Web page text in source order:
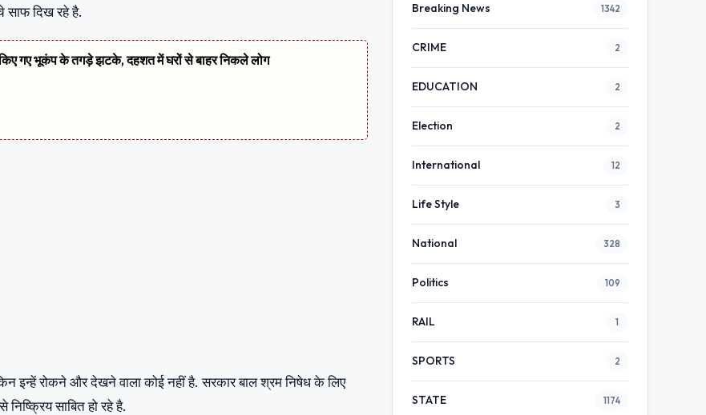
साफ दिख रहे है.
गए भूकंप के तगड़े झटके, दहशत में घरों से बाहर निकले लोग
इन्हें रोकने और देखने वाला कोई नहीं है. सरकार बाल श्रम निषेध के लिए
साबित हो रहे है.
Breaking News 1342
CRIME 2
EDUCATION 2
Election 2
International 12
Life Style 3
National 328
Politics 109
RAIL 1
SPORTS 2
STATE 1174